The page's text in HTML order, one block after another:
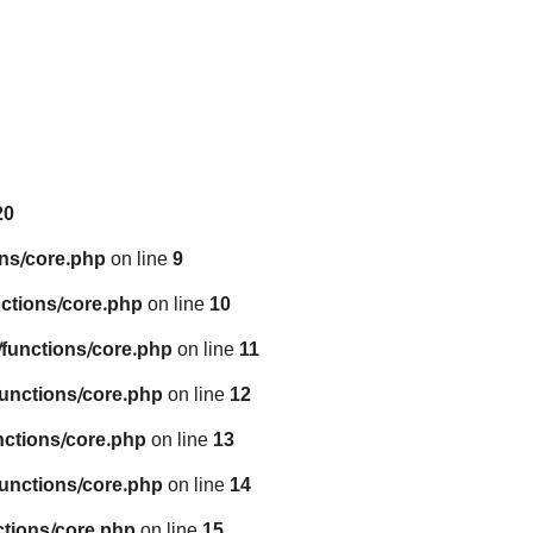
core.php on line 9
core.php on line 10
core.php on line 11
core.php on line 12
core.php on line 13
core.php on line 14